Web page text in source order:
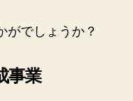
がでしょうか？
事業